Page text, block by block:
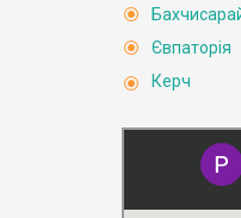
Євпаторія
Керч